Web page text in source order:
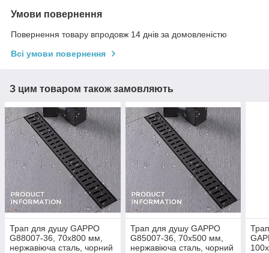
Умови повернення
Повернення товару впродовж 14 днів за домовленістю
Всі умови повернення
З цим товаром також замовляють
Трап для душу GAPPO
G88007-36, 70х800 мм,
нержавіюча сталь, чорний
Трап для душу GAPPO
G85007-36, 70х500 мм,
нержавіюча сталь, чорний